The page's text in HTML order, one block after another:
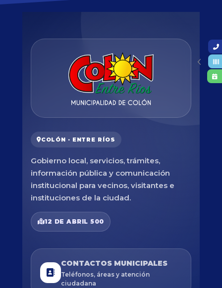
COLÓN · ENTRE RÍOS
Gobierno local, servicios, trámites,
información pública y comunicación
institucional para vecinos, visitantes e
instituciones de la ciudad.
12 DE ABRIL 500
CONTACTOS MUNICIPALES
Teléfonos, áreas y atención
ciudadana